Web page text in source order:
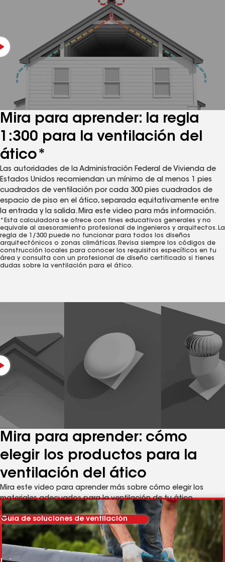
Mira para aprender: la regla
1:300 para la ventilación del
ático*
Las autoridades de la Administración Federal de Vivienda de
Estados Unidos recomiendan un mínimo de al menos 1 pies
cuadrados de ventilación por cada 300 pies cuadrados de
espacio de piso en el ático, separada equitativamente entre
la entrada y la salida. Mira este video para más información.
*Esta calculadora se ofrece con fines educativos generales y no
equivale al asesoramiento profesional de ingenieros y arquitectos. La
regla de 1/300 puede no funcionar para todos los diseños
arquitectónicos o zonas climáticas. Revisa siempre los códigos de
construcción locales para conocer los requisitos específicos en tu
área y consulta con un profesional de diseño certificado si tienes
dudas sobre la ventilación para el ático.
Mira para aprender: cómo
elegir los productos para la
ventilación del ático
Mira este video para aprender más sobre cómo elegir los
materiales adecuados para la ventilación de tu ático.
Consulta también nuestra guía de soluciones de ventilación.
Guía de soluciones de ventilación